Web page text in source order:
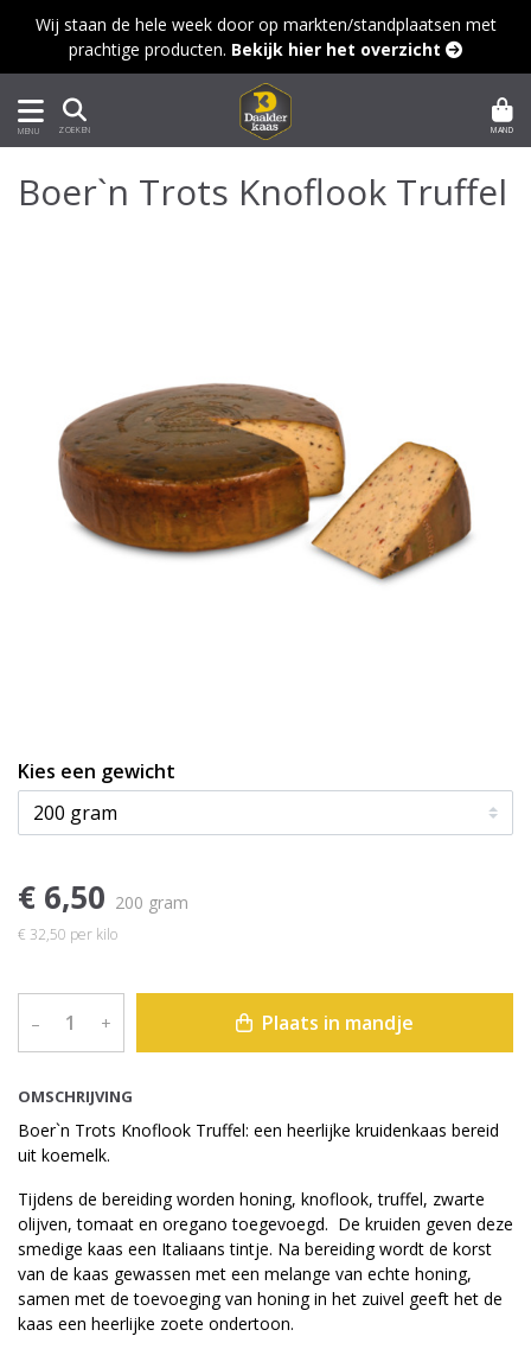
Wij staan de hele week door op markten/standplaatsen met
prachtige producten. Bekijk hier het overzicht 
MENU ZOEKEN MAND
OMSCHRIJVING
Boer`n Trots Knoflook Truffel: een heerlijke kruidenkaas bereid
uit koemelk.
Tijdens de bereiding worden honing, knoflook, truffel, zwarte
olijven, tomaat en oregano toegevoegd. De kruiden geven deze
smedige kaas een Italiaans tintje. Na bereiding wordt de korst
van de kaas gewassen met een melange van echte honing,
samen met de toevoeging van honing in het zuivel geeft het de
kaas een heerlijke zoete ondertoon.
Boer`n Trots Knoflook Truffel
Kies een gewicht
€ 6,50 200 gram
€ 32,50 per kilo
– + Plaats in mandje